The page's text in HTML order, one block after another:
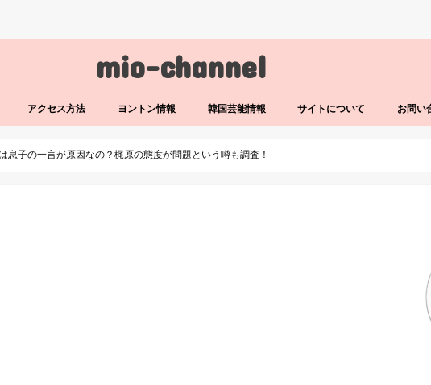
mio-channel
アクセス方法 ヨントン情報 韓国芸能情報 サイトについて お問い
息子の一言が原因なの？梶原の態度が問題という噂も調査！